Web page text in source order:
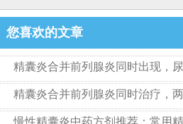
您喜欢的文章
精囊炎合并前列腺炎同时出现，
精囊炎合并前列腺炎同时治疗，
慢性精囊炎中药方剂推荐：常用